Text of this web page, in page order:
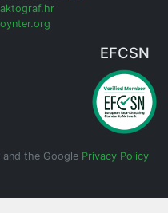
EFCSN
the Google Privacy Policy